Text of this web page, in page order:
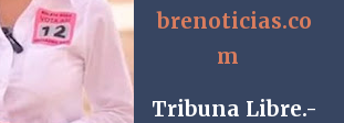
brenoticias.co
m
Tribuna Libre.-